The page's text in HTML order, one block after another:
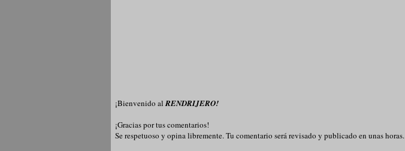
¡Bienvenido alRENDRIJERO!
¡Gracias por tus comentarios!
Se respetuoso y opina libremente. Tu comentario será revisado y publicado en unas horas.